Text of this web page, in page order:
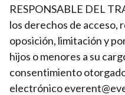
RESPONSABLE DEL
los derechos de acceso,
oposición, limitación y
hijos o menores a su
consentimiento
electrónico